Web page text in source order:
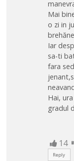
Mai
o zi in
Iar
sa-ti
fara
Hai,
gradul
14
Reply